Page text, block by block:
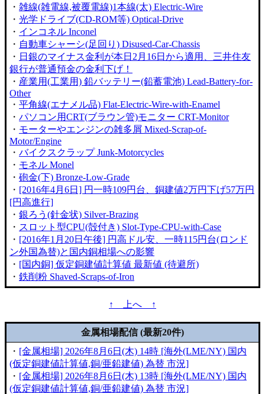
・ 雑線(雑電線,被覆電線)1本線(太) Electric-Wire
・ 光学ドライブ(CD-ROM等) Optical-Drive
・ インコネル Inconel
・ 自動車シャーシ(足回り) Disused-Car-Chassis
・ 日銀のマイナス金利が本日2月16日から適用、三井住友
銀行が普通預金の金利下げ！
・ 産業用(工業用) 鉛バッテリー(鉛蓄電池) Lead-Battery-for-
Other
・ 平角線(エナメル品) Flat-Electric-Wire-with-Enamel
・ パソコン用CRT(ブラウン管)モニター CRT-Monitor
・ モーターやエンジンの雑多屑 Mixed-Scrap-of-
Motor/Engine
・ バイクスクラップ Junk-Motorcycles
・ モネル Monel
・ 砲金(下) Bronze-Low-Grade
・ [2016年4月6日] 円一時109円台、銅建値2万円下げ57万円
[円高進行]
・ 銀ろう(針金状) Silver-Brazing
・ スロット型CPU(殻付き) Slot-Type-CPU-with-Case
・ [2016年1月20日午後] 円高ドル安、一時115円台(ロンド
ン外国為替)と国内銅相場への影響
・ [国内銅] 仮定銅建値計算値 最新値 (待避所)
・ 鉄削粉 Shaved-Scraps-of-Iron
↑ 上へ ↑
金属相場配信 (最新20件)
・ [金属相場] 2026年8月6日(木) 14時 [海外(LME/NY) 国内
(仮定銅建値計算値,銅/亜鉛建値) 為替 市況]
・ [金属相場] 2026年8月6日(木) 13時 [海外(LME/NY) 国内
(仮定銅建値計算値,銅/亜鉛建値) 為替 市況]